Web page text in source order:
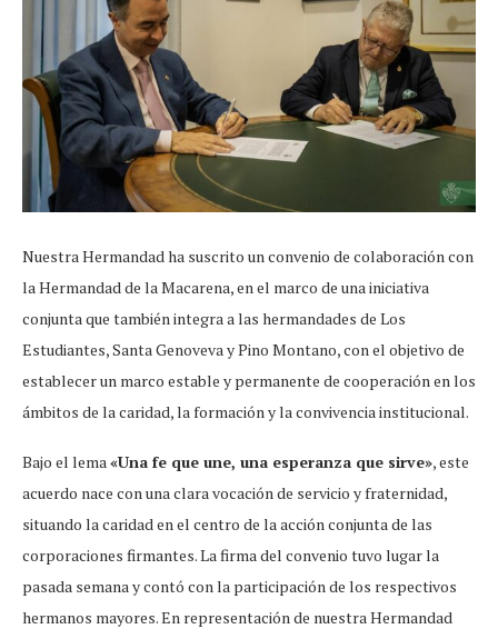
Nuestra Hermandad ha suscrito un convenio de colaboración con
la Hermandad de la Macarena, en el marco de una iniciativa
conjunta que también integra a las hermandades de Los
Estudiantes, Santa Genoveva y Pino Montano, con el objetivo de
establecer un marco estable y permanente de cooperación en los
ámbitos de la caridad, la formación y la convivencia institucional.
Bajo el lema«Una fe que une, una esperanza que sirve», este
acuerdo nace con una clara vocación de servicio y fraternidad,
situando la caridad en el centro de la acción conjunta de las
corporaciones firmantes. La firma del convenio tuvo lugar la
pasada semana y contó con la participación de los respectivos
hermanos mayores. En representación de nuestra Hermandad